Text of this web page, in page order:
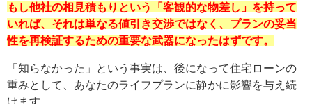
もし他社の相見積もりという「客観的な物差し」を持って
いれば、それは単なる値引き交渉ではなく、プランの妥当
性を再検証するための重要な武器になったはずです。
「知らなかった」という事実は、後になって住宅ローンの
重みとして、あなたのライフプランに静かに影響を与え続
けます。